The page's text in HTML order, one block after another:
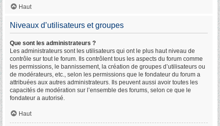
Haut
Niveaux d’utilisateurs et groupes
Que sont les administrateurs ?
Les administrateurs sont les utilisateurs qui ont le plus haut niveau de
contrôle sur tout le forum. Ils contrôlent tous les aspects du forum comme
les permissions, le bannissement, la création de groupes d’utilisateurs ou
de modérateurs, etc., selon les permissions que le fondateur du forum a
attribuées aux autres administrateurs. Ils peuvent aussi avoir toutes les
capacités de modération sur l’ensemble des forums, selon ce que le
fondateur a autorisé.
Haut